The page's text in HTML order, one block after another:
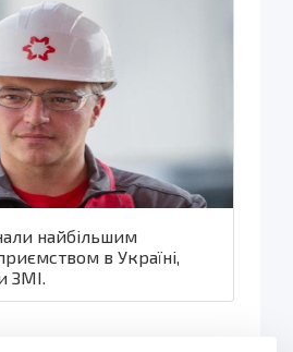
найбільшим
в Україні,
ЗМІ.